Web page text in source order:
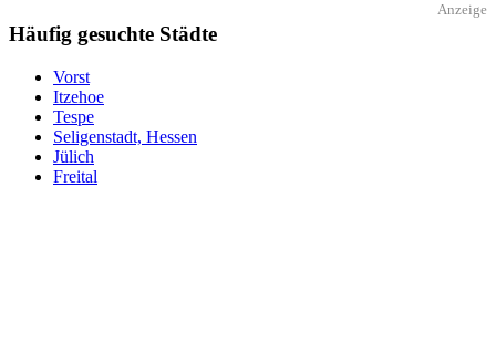
Anzeige
Häufig gesuchte Städte
Vorst
Itzehoe
Tespe
Seligenstadt, Hessen
Jülich
Freital